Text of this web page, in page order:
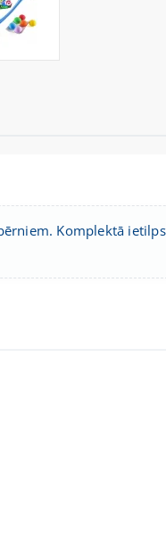
Komplektā